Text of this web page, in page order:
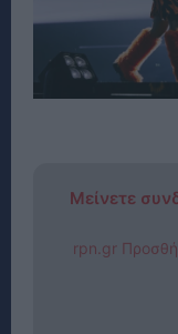
Μείνετε
rpn.gr